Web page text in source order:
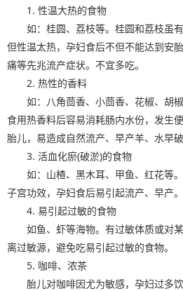
1. 性温大热的食物
如：桂圆、荔枝等。桂圆和荔枝虽有
但性温太热，孕妇食后不但不能达到安
痛等先兆流产症状。不宜多吃。
2. 热性的香料
如：八角茴香、小茴香、花椒、胡椒
食用热香料后容易消耗肠内水份，发生
胎儿，易造成自然流产、早产羊、水早破
3. 活血化瘀(破淤)的食物
如：山楂、黑木耳、甲鱼、红花等
子宫功效，孕妇食后易引起流产、早产。
4. 易引起过敏的食物
如鱼、虾等海物。有过敏体质或对
离过敏源，避免吃易引起过敏的食物。
5. 咖啡、浓茶
胎儿对咖啡因尤为敏感，孕妇过多